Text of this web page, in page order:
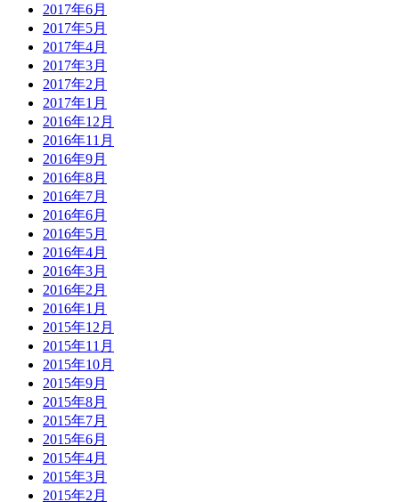
2017年6月
2017年5月
2017年4月
2017年3月
2017年2月
2017年1月
2016年12月
2016年11月
2016年9月
2016年8月
2016年7月
2016年6月
2016年5月
2016年4月
2016年3月
2016年2月
2016年1月
2015年12月
2015年11月
2015年10月
2015年9月
2015年8月
2015年7月
2015年6月
2015年4月
2015年3月
2015年2月